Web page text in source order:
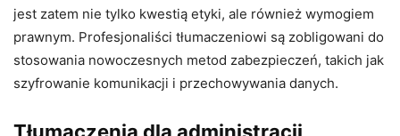
jest zatem nie tylko kwestią etyki, ale również wymogiem
prawnym. Profesjonaliści tłumaczeniowi są zobligowani do
stosowania nowoczesnych metod zabezpieczeń, takich jak
szyfrowanie komunikacji i przechowywania danych.